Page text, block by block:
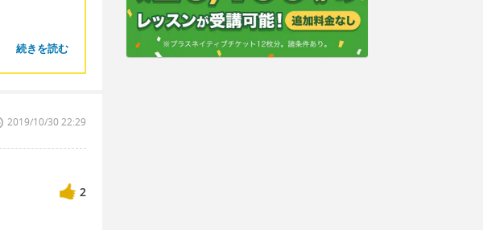
続きを読む
2019/10/30 22:29
2